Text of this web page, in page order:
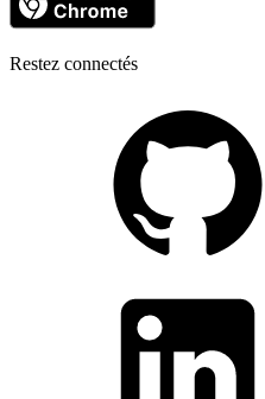
Restez connectés